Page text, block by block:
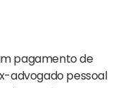
pagamento de
advogado pessoal